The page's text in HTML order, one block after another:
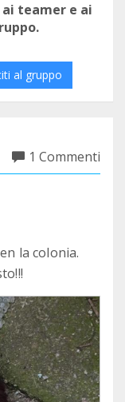
teamer e ai
al gruppo
1 Commenti
la colonia.